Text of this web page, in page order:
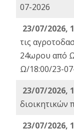
07-2026
23/07/2026,
τις
24ωρου από
Ω/18:00/23-
23/07/2026,
διοικητικών
23/07/2026,